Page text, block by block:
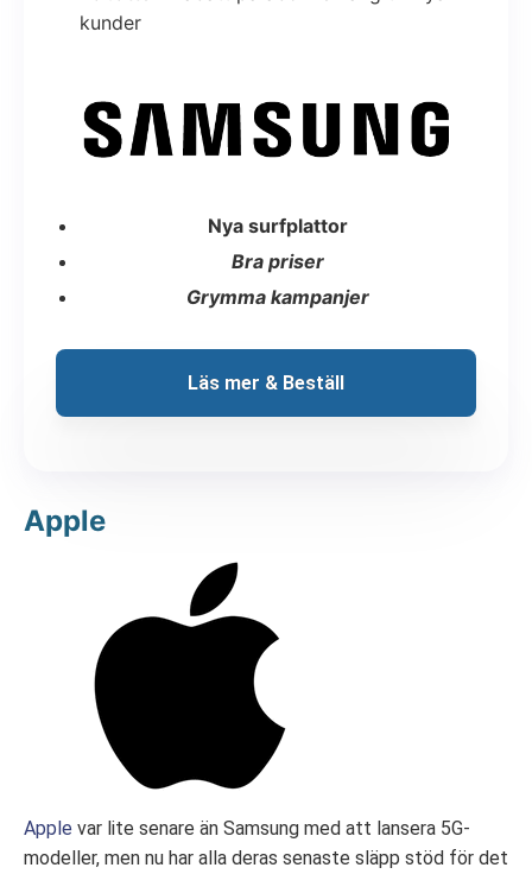
kunder
Nya surfplattor
Bra priser
Grymma kampanjer
Läs mer & Beställ
Apple
Apple var lite senare än Samsung med att lansera 5G-
modeller, men nu har alla deras senaste släpp stöd för det